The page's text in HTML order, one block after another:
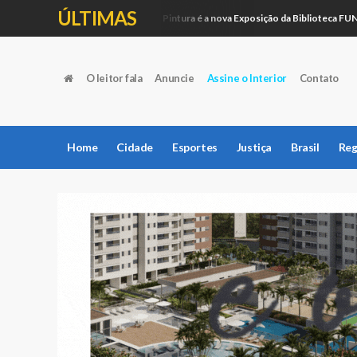
ÚLTIMAS
Educação Artesanato e Pintura é a nova Exposição da Biblioteca FUNEPE
O leitor fala Anuncie Assine o Interior Contato
Home Cidade Esportes Justiça Brasil